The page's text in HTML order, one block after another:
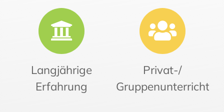
Langjährige
Erfahrung
Privat-/
Gruppenunterricht